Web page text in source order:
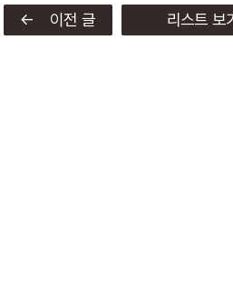
← 이전 글 리스트 보기